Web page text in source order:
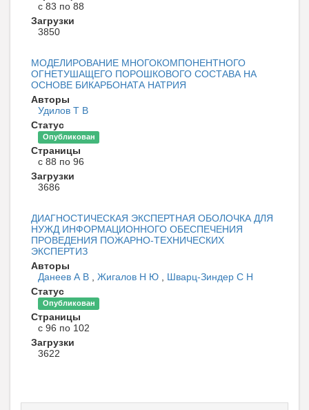
с 83 по 88
Загрузки
3850
МОДЕЛИРОВАНИЕ МНОГОКОМПОНЕНТНОГО
ОГНЕТУШАЩЕГО ПОРОШКОВОГО СОСТАВА НА
ОСНОВЕ БИКАРБОНАТА НАТРИЯ
Авторы
Удилов Т В
Статус
Опубликован
Страницы
с 88 по 96
Загрузки
3686
ДИАГНОСТИЧЕСКАЯ ЭКСПЕРТНАЯ ОБОЛОЧКА ДЛЯ
НУЖД ИНФОРМАЦИОННОГО ОБЕСПЕЧЕНИЯ
ПРОВЕДЕНИЯ ПОЖАРНО-ТЕХНИЧЕСКИХ
ЭКСПЕРТИЗ
Авторы
Данеев А В , Жигалов Н Ю , Шварц-Зиндер С Н
Статус
Опубликован
Страницы
с 96 по 102
Загрузки
3622